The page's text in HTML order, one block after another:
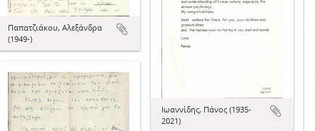
Ιωαννίδης, Πάνος (1935-
2021)
Παπατζιάκου, Αλεξάνδρα
(1949-)